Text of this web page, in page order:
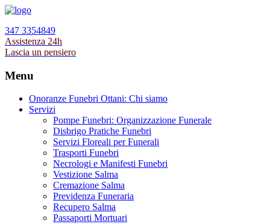
347 3354849
Assistenza 24h
Lascia un pensiero
Menu
Onoranze Funebri Ottani: Chi siamo
Servizi
Pompe Funebri: Organizzazione Funerale
Disbrigo Pratiche Funebri
Servizi Floreali per Funerali
Trasporti Funebri
Necrologi e Manifesti Funebri
Vestizione Salma
Cremazione Salma
Previdenza Funeraria
Recupero Salma
Passaporti Mortuari